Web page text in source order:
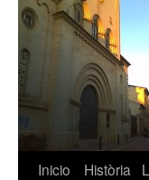
Inicio Història